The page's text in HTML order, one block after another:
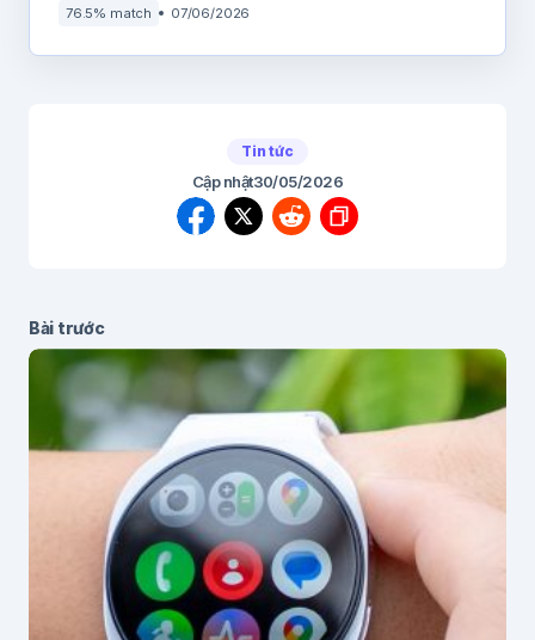
76.5% match 07/06/2026
Tin tức
Cập nhật30/05/2026
Bài trước